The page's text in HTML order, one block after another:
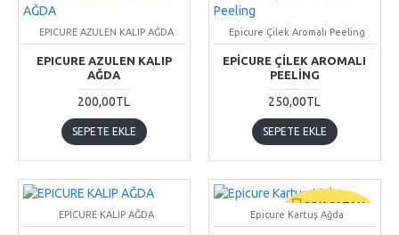
EPICURE AZULEN KALIP AĞDA
EPICURE AZULEN KALIP
AĞDA
200,00TL
SEPETE EKLE
Epicure Çilek Aromalı Peeling
EPICURE ÇILEK AROMALI
PEELING
250,00TL
SEPETE EKLE
EPICURE KALIP AĞDA
ÇOK SATAN
Epicure Kartuş Ağda